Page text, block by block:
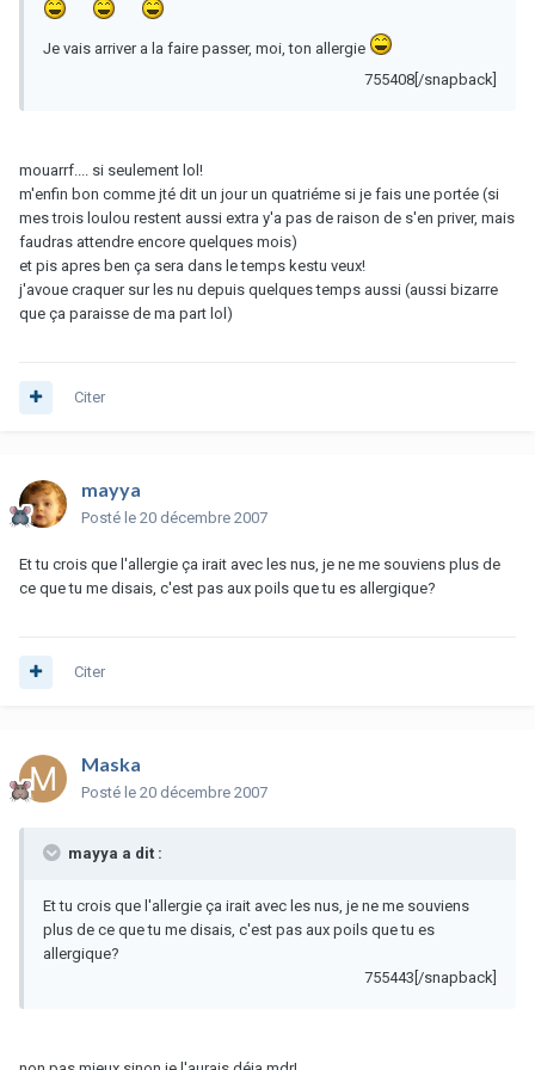
Je vais arriver a la faire passer, moi, ton allergie
755408[/snapback]
mouarrf.... si seulement lol!
m'enfin bon comme jté dit un jour un quatriéme si je fais une portée (si
mes trois loulou restent aussi extra y'a pas de raison de s'en priver, mais
faudras attendre encore quelques mois)
et pis apres ben ça sera dans le temps kestu veux!
j'avoue craquer sur les nu depuis quelques temps aussi (aussi bizarre
que ça paraisse de ma part lol)
Citer
mayya
Posté le 20 décembre 2007
Et tu crois que l'allergie ça irait avec les nus, je ne me souviens plus de
ce que tu me disais, c'est pas aux poils que tu es allergique?
Citer
Maska
Posté le 20 décembre 2007
mayya a dit :
Et tu crois que l'allergie ça irait avec les nus, je ne me souviens
plus de ce que tu me disais, c'est pas aux poils que tu es
allergique?
755443[/snapback]